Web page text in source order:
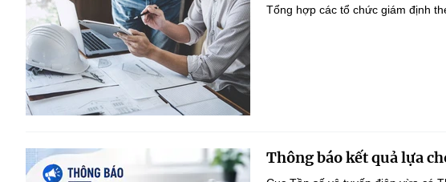
Tổng hợp các tổ chức giám định
Thông báo kết quả lựa